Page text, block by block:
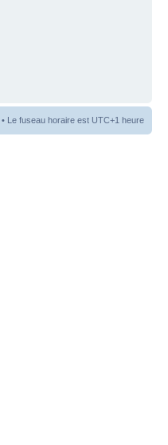
• Le fuseau horaire est UTC+1 heure